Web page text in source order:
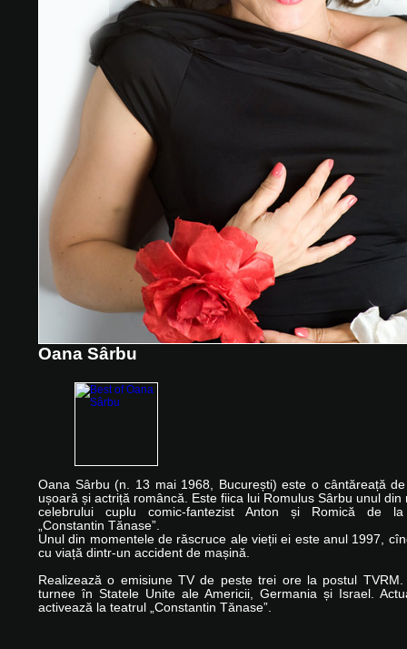
Oana Sârbu
Oana Sârbu (n. 13 mai 1968, București) este o cântăreață
ușoară și actriță româncă. Este fiica lui Romulus Sârbu unul din
celebrului cuplu comic-fantezist Anton și Romică de
„Constantin Tănase”.
Unul din momentele de răscruce ale vieții ei este anul 1997,
cu viață dintr-un accident de mașină.
Realizează o emisiune TV de peste trei ore la postul TVRM.
turnee în Statele Unite ale Americii, Germania și Israel.
activează la teatrul „Constantin Tănase”.